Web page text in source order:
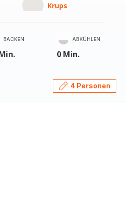
Krups
BACKEN ABKÜHLEN
0 Min.
4 Personen